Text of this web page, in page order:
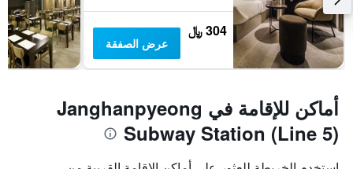
304 ﷼
عرض الصفقة
أماكن للإقامة في Janghanpyeong
Subway Station (Line 5)